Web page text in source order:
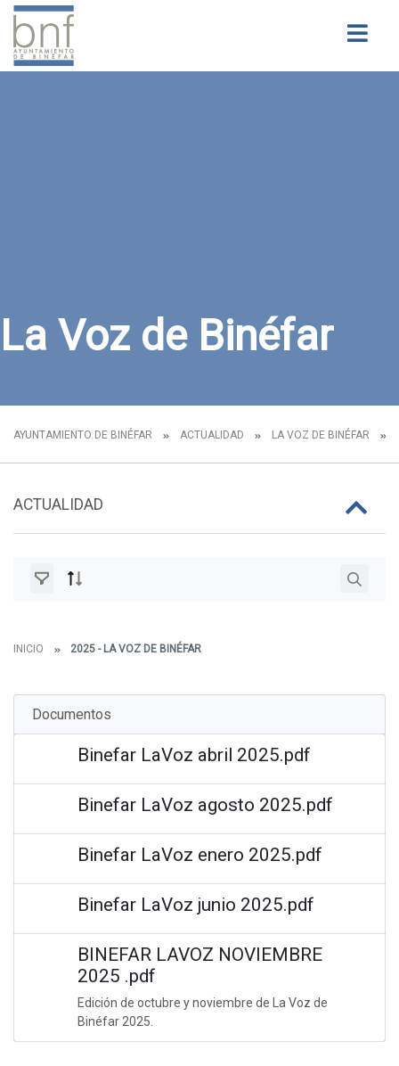
La Voz de Binéfar
AYUNTAMIENTO DE BINÉFAR ACTUALIDAD LA VOZ DE BINÉFAR
ACTUALIDAD
INICIO 2025 - LA VOZ DE BINÉFAR
Documentos
Binefar LaVoz abril 2025.pdf
Binefar LaVoz agosto 2025.pdf
Binefar LaVoz enero 2025.pdf
Binefar LaVoz junio 2025.pdf
BINEFAR LAVOZ NOVIEMBRE
2025 .pdf
Edición de octubre y noviembre de La Voz de
Binéfar 2025.